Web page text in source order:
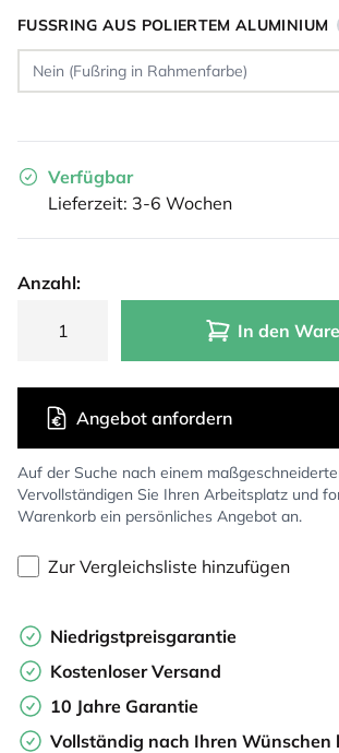
FUSSRING AUS POLIERTEM ALUMINIUM
Verfügbar
Lieferzeit: 3-6 Wochen
Anzahl:
In den
Auf der Suche nach einem
Vervollständigen Sie Ihren Arbeitsplatz und
Warenkorb ein persönliches Angebot an.
Angebot anfordern
Zur Vergleichsliste hinzufügen
Niedrigstpreisgarantie
Kostenloser Versand
10 Jahre Garantie
Vollständig nach Ihren